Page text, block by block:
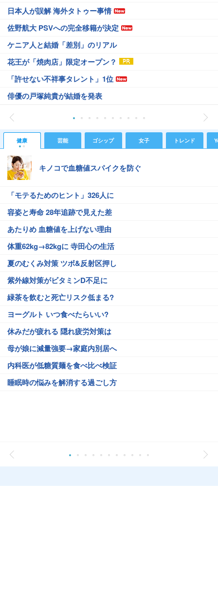
日本人が誤解 海外タトゥー事情
佐野航大 PSVへの完全移籍が決定
ケニア人と結婚「差別」のリアル
花王が「焼肉店」限定オープン？
「許せない不祥事タレント」1位
俳優の戸塚純貴が結婚を発表
健康 芸能 ゴシップ 女子 トレンド
キノコで血糖値スパイクを防ぐ
「モテるためのヒント」326人に
容姿と寿命 28年追跡で見えた差
あたりめ 血糖値を上げない理由
体重62kg→82kgに 寺田心の生活
夏のむくみ対策 ツボ&反射区押し
紫外線対策がビタミンD不足に
緑茶を飲むと死亡リスク低まる?
ヨーグルト いつ食べたらいい?
休みだが疲れる 隠れ疲労対策は
母が娘に減量強要→家庭内別居へ
内科医が低糖質麺を食べ比べ検証
睡眠時の悩みを解消する過ごし方